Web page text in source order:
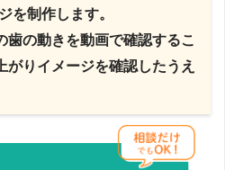
を制作します。
歯の動きを動画で確認するこ
がりイメージを確認したうえ